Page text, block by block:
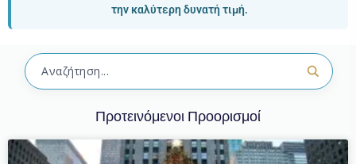
την καλύτερη δυνατή τιμή.
Προτεινόμενοι Προορισμοί